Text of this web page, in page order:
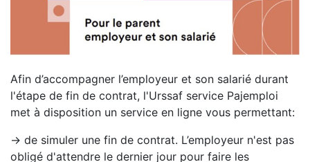
Afin d’accompagner l’employeur et son salarié durant
l'étape de fin de contrat, l'Urssaf service Pajemploi
met à disposition un service en ligne vous permettant:
→ de simuler une fin de contrat. L’employeur n'est pas
obligé d'attendre le dernier jour pour faire les